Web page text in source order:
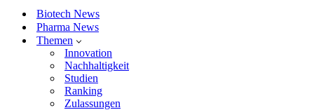
Biotech News
Pharma News
Themen
Innovation
Nachhaltigkeit
Studien
Ranking
Zulassungen